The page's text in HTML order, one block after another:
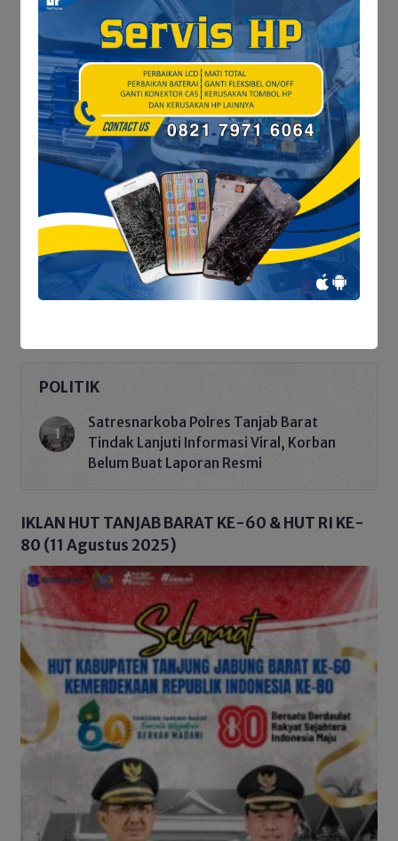
PPDB Tanjab Barat
Dibuka Akhir Juni, Disdik
Siapkan Lebih dari 12
Ribu Kuota dan
Tegaskan Nol Pungli
Sejumlah Penggiat Seni,
Sukses Gelar Kompetisi
Stand-Up Comedy
Perlindungan Ruang
Hidup Warga Aurkenali
Penelusuran Dua Hari,
FAJI Tanjab Barat &
MAPALA Data Potensi
POLITIK
Satresnarkoba Polres Tanjab Barat
Tindak Lanjuti Informasi Viral, Korban
Belum Buat Laporan Resmi
IKLAN HUT TANJAB BARAT KE-60 & HUT RI KE-
80 (11 Agustus 2025)